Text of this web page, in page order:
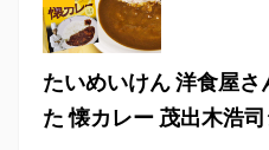
たいめいけん 洋食屋
た 懐カレー 茂出木浩